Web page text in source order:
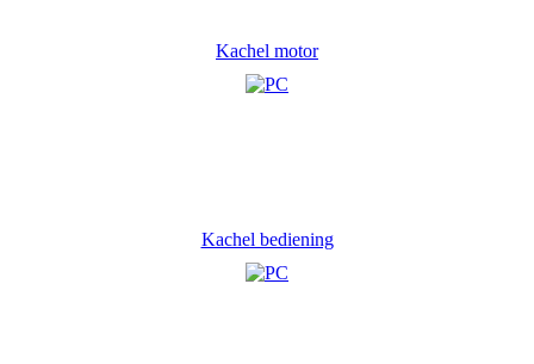
Kachel motor
Kachel bediening